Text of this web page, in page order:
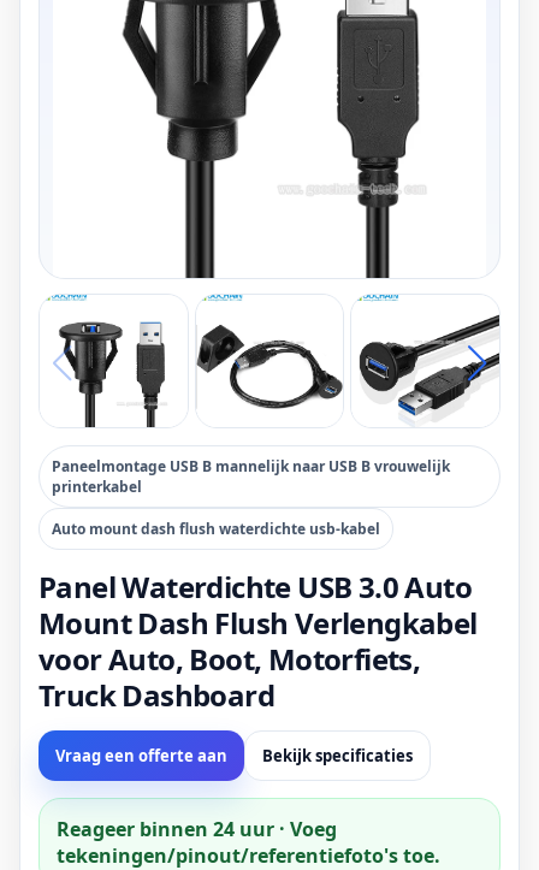
Paneelmontage USB B mannelijk naar USB B vrouwelijk
printerkabel
Auto mount dash flush waterdichte usb-kabel
Panel Waterdichte USB 3.0 Auto
Mount Dash Flush Verlengkabel
voor Auto, Boot, Motorfiets,
Truck Dashboard
Vraag een offerte aan Bekijk specificaties
Reageer binnen 24 uur · Voeg
tekeningen/pinout/referentiefoto's toe.